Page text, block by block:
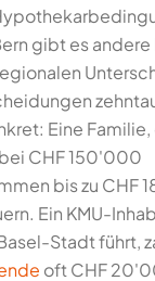
gibt es
Eine
CHF 150'000
bis zu CHF
Ein KMU-
Stadt führt,
oft CHF